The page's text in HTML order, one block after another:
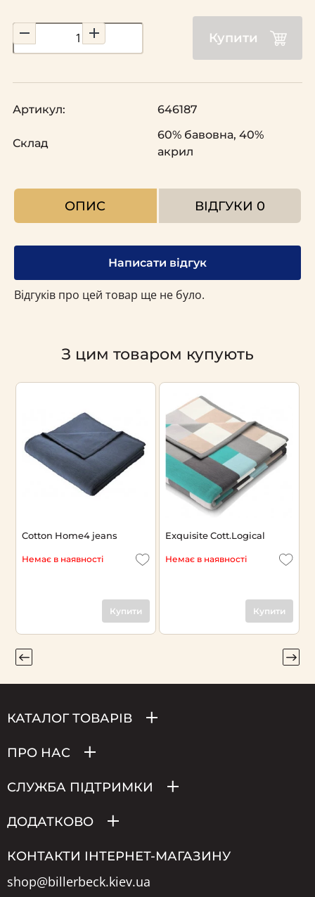
Купити
Артикул: 646187
Склад
60% бавовна, 40%
акрил
ОПИС ВІДГУКИ 0
Написати відгук
Відгуків про цей товар ще не було.
З цим товаром купують
Cotton Home4 jeans
Немає в наявності
Купити
Exquisite Cott.Logical
Немає в наявності
Купити
КАТАЛОГ ТОВАРІВ
ПРО НАС
СЛУЖБА ПІДТРИМКИ
ДОДАТКОВО
КОНТАКТИ ІНТЕРНЕТ-МАГАЗИНУ
shop@billerbeck.kiev.ua